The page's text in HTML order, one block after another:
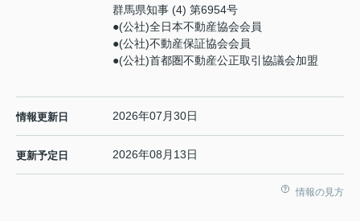
群馬県知事 (4) 第6954号
●(公社)全日本不動産協会会員
●(公社)不動産保証協会会員
●(公社)首都圏不動産公正取引協議会加盟
情報更新日 2026年07月30日
更新予定日 2026年08月13日
情報の見方